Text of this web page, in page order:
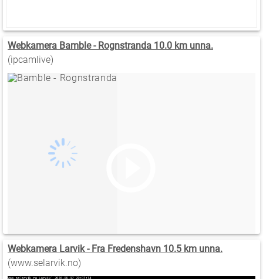
Webkamera Bamble - Rognstranda 10.0 km unna.
(ipcamlive)
Webkamera Larvik - Fra Fredenshavn 10.5 km unna.
(www.selarvik.no)